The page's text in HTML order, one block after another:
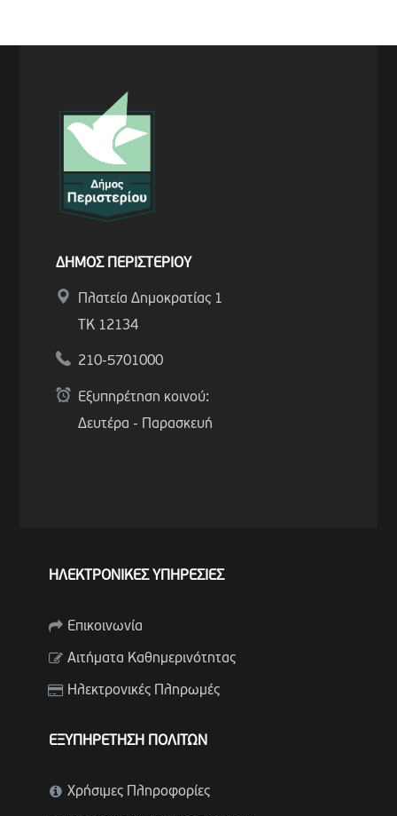
ΔΗΜΟΣ ΠΕΡΙΣΤΕΡΙΟΥ
Πλατεία Δημοκρατίας 1
ΤΚ 12134
210-5701000
Εξυπηρέτηση κοινού:
Δευτέρα - Παρασκευή
ΗΛΕΚΤΡΟΝΙΚΕΣ ΥΠΗΡΕΣΙΕΣ
Επικοινωνία
Αιτήματα Καθημερινότητας
Ηλεκτρονικές Πληρωμές
ΕΞΥΠΗΡΕΤΗΣΗ ΠΟΛΙΤΩΝ
Χρήσιμες Πληροφορίες